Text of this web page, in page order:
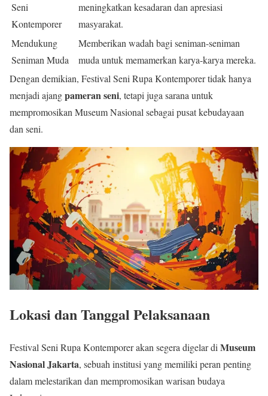
Seni
Kontemporer
meningkatkan kesadaran dan apresiasi
masyarakat.
Mendukung
Seniman Muda
Memberikan wadah bagi seniman-seniman
muda untuk memamerkan karya-karya mereka.
Dengan demikian, Festival Seni Rupa Kontemporer tidak hanya
menjadi ajangpameran seni, tetapi juga sarana untuk
mempromosikan Museum Nasional sebagai pusat kebudayaan
dan seni.
Lokasi dan Tanggal Pelaksanaan
Festival Seni Rupa Kontemporer akan segera digelar di Museum
Nasional Jakarta, sebuah institusi yang memiliki peran penting
dalam melestarikan dan mempromosikan warisan budaya